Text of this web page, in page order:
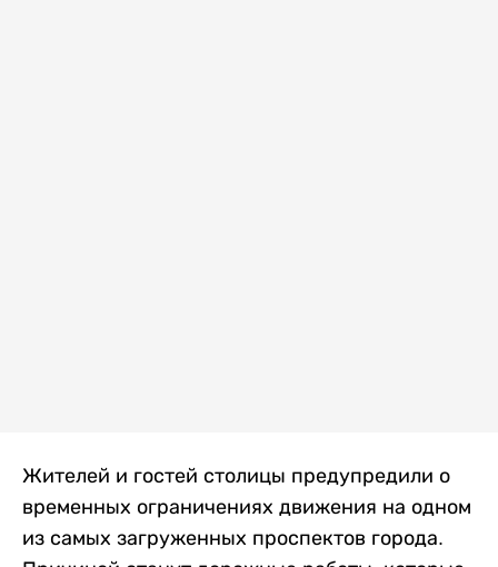
Жителей и гостей столицы предупредили о
временных ограничениях движения на одном
из самых загруженных проспектов города.